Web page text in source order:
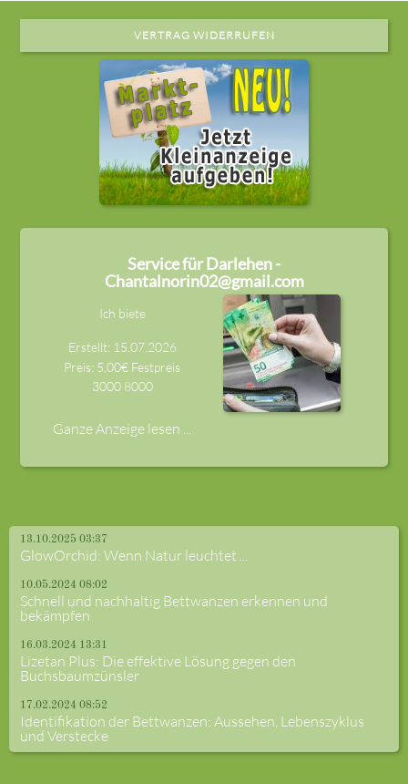
VERTRAG WIDERRUFEN
Service für Darlehen -
Chantalnorin02@gmail.com
Ich biete
Erstellt: 15.07.2026
Preis: 5,00€ Festpreis
3000 8000
Ganze Anzeige lesen ...
13.10.2025 03:37
GlowOrchid: Wenn Natur leuchtet ...
10.05.2024 08:02
Schnell und nachhaltig Bettwanzen erkennen und
bekämpfen
16.03.2024 13:31
Lizetan Plus: Die effektive Lösung gegen den
Buchsbaumzünsler
17.02.2024 08:52
Identifikation der Bettwanzen: Aussehen, Lebenszyklus
und Verstecke